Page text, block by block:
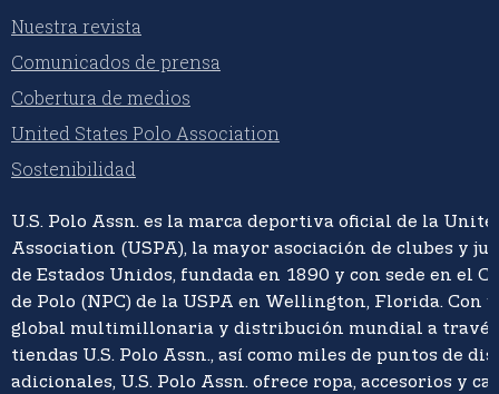
Nuestra revista
Comunicados de prensa
Cobertura de medios
United States Polo Association
Sostenibilidad
U.S. Polo Assn. es la marca deportiva oficial de la
Association (USPA), la mayor asociación de clubes y
de Estados Unidos, fundada en 1890 y con sede en el
de Polo (NPC) de la USPA en Wellington, Florida. Con
global multimillonaria y distribución mundial a través
tiendas U.S. Polo Assn., así como miles de puntos de
adicionales, U.S. Polo Assn. ofrece ropa, accesorios y